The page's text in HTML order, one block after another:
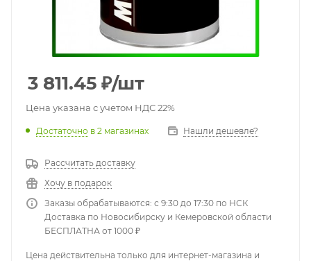
3 811.45 ₽/шт
Цена указана с учетом НДС 22%
Достаточно в 2 магазинах Нашли дешевле?
Рассчитать доставку
Хочу в подарок
Заказы обрабатываются: с 9:30 до 17:30 по НСК
Доставка по Новосибирску и Кемеровской области
БЕСПЛАТНА от 1000 ₽
Цена действительна только для интернет-магазина и